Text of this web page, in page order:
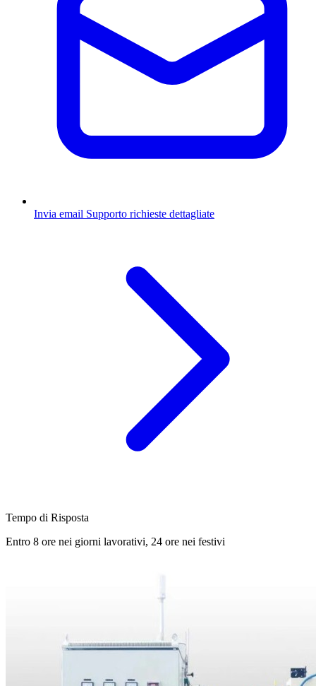
Invia email Supporto richieste dettagliate
Tempo di Risposta
Entro 8 ore nei giorni lavorativi, 24 ore nei festivi